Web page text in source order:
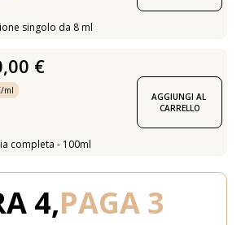
singolo da 8 ml
€
ml
completa - 100ml
AGGIUNGI AL
CARRELLO
4,PAGA 3